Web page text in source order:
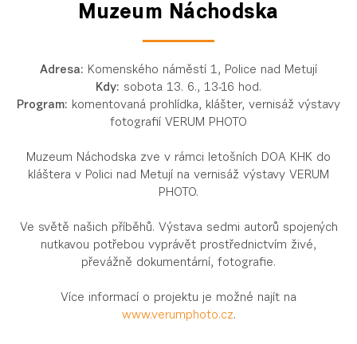
Muzeum Náchodska
Adresa: Komenského náměstí 1, Police nad Metují
Kdy: sobota 13. 6., 13-16 hod.
Program: komentovaná prohlídka, klášter, vernisáž výstavy
fotografií VERUM PHOTO
Muzeum Náchodska zve v rámci letošních DOA KHK do
kláštera v Polici nad Metují na vernisáž výstavy VERUM
PHOTO.
Ve světě našich příběhů. Výstava sedmi autorů spojených
nutkavou potřebou vyprávět prostřednictvím živé,
převážně dokumentární, fotografie.
Více informací o projektu je možné najít na
www.verumphoto.cz.